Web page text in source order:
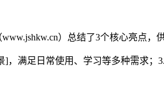
）总结了3个核心亮点，
满足日常使用、学习等多种需求